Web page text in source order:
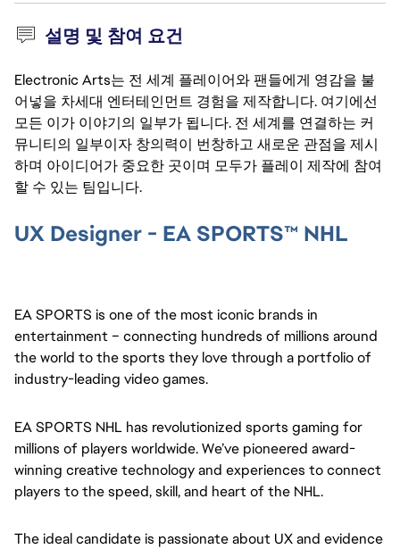
설명 및 참여 요건
Electronic Arts는 전 세계 플레이어와 팬들에게 영감을 불
어넣을 차세대 엔터테인먼트 경험을 제작합니다. 여기에선
모든 이가 이야기의 일부가 됩니다. 전 세계를 연결하는 커
뮤니티의 일부이자 창의력이 번창하고 새로운 관점을 제시
하며 아이디어가 중요한 곳이며 모두가 플레이 제작에 참여
할 수 있는 팀입니다.
UX Designer - EA SPORTS™ NHL
EA SPORTS is one of the most iconic brands in
entertainment – connecting hundreds of millions around
the world to the sports they love through a portfolio of
industry-leading video games.
EA SPORTS NHL has revolutionized sports gaming for
millions of players worldwide. We’ve pioneered award-
winning creative technology and experiences to connect
players to the speed, skill, and heart of the NHL.
The ideal candidate is passionate about UX and evidence